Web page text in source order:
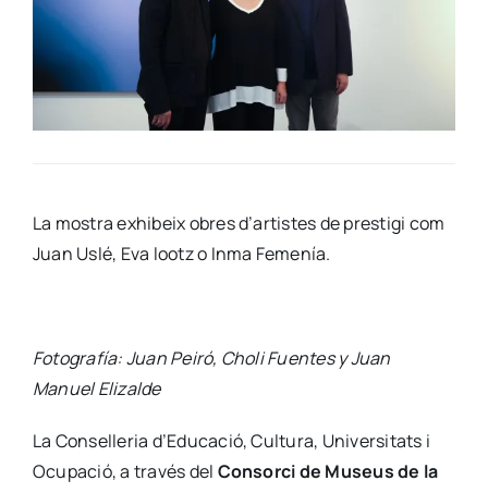
La mos­tra exhi­beix obres d’ar­tis­tes de pres­ti­gi com
Juan Uslé, Eva lootz o Inma Feme­nía.
Foto­gra­fía: Juan Pei­ró, Cho­li Fuen­tes y Juan
Manuel Eli­zal­de
La Con­se­lle­ria d’Educació, Cul­tu­ra, Uni­ver­si­tats i
Ocu­pa­ció, a tra­vés del Con­sor­ci de Museus de la